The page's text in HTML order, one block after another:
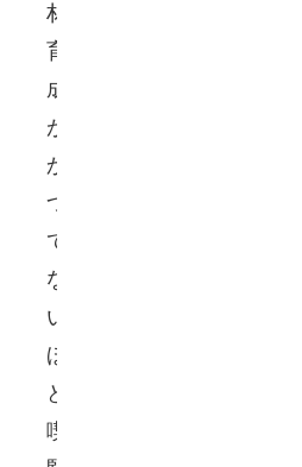
材
育
成
が
か
つ
て
な
い
ほ
ど
喫